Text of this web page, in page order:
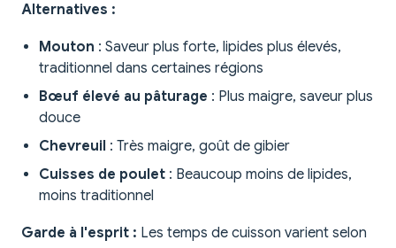
Alternatives :
Mouton : Saveur plus forte, lipides plus élevés,
traditionnel dans certaines régions
Bœuf élevé au pâturage : Plus maigre, saveur plus
douce
Chevreuil : Très maigre, goût de gibier
Cuisses de poulet : Beaucoup moins de lipides,
moins traditionnel
Garde à l'esprit : Les temps de cuisson varient selon